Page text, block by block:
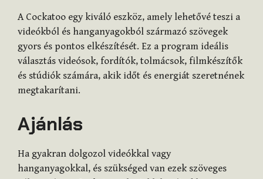
A Cockatoo egy kiváló eszköz, amely lehetővé teszi a
videókból és hanganyagokból származó szövegek
gyors és pontos elkészítését. Ez a program ideális
választás videósok, fordítók, tolmácsok, filmkészítők
és stúdiók számára, akik időt és energiát szeretnének
megtakarítani.
Ajánlás
Ha gyakran dolgozol videókkal vagy
hanganyagokkal, és szükséged van ezek szöveges